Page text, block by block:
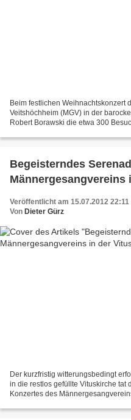
Beim festlichen Weihnachtskonzert
Veitshöchheim (MGV) in der
Robert Borawski die etwa 300
Begeisterndes
Veröffentlicht am 15.07.2012 22:11
Von Dieter Gürz
Der kurzfristig witterungsbedingt
in die restlos gefüllte Vituskirche tat
Konzertes des